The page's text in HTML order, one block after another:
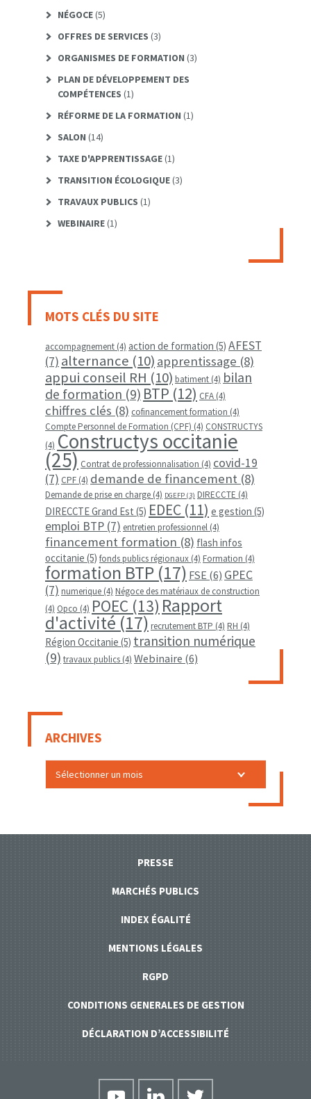
NÉGOCE(5)
OFFRES DE SERVICES (3)
ORGANISMES DE FORMATION (3)
PLAN DE DÉVELOPPEMENT DES
COMPÉTENCES (1)
RÉFORME DE LA FORMATION (1)
SALON (14)
TAXE D'APPRENTISSAGE(1)
TRANSITION ÉCOLOGIQUE(3)
TRAVAUX PUBLICS (1)
WEBINAIRE(1)
MOTS CLÉS DU SITE
accompagnement (4) action de formation (5) AFEST
(7) alternance (10) apprentissage (8)
appui conseil RH (10) batiment (4) bilan
de formation (9) BTP (12) CFA (4)
chiffres clés (8) cofinancement formation (4)
Compte Personnel de Formation (CPF) (4) CONSTRUCTYS
(4) Constructys occitanie
(25) Contrat de professionnalisation (4) covid-19
(7) CPF (4) demande de financement (8)
Demande de prise en charge (4) DGEFP (3) DIRECCTE (4)
DIRECCTE Grand Est (5) EDEC (11) e gestion (5)
emploi BTP (7) entretien professionnel (4)
financement formation (8) flash infos
occitanie (5) fonds publics régionaux (4) Formation (4)
formation BTP (17) FSE (6) GPEC
(7) numerique (4) Négoce des matériaux de construction
(4) Opco (4) POEC (13) Rapport
d'activité (17) recrutement BTP (4) RH (4)
Région Occitanie (5) transition numérique
(9) travaux publics (4) Webinaire (6)
ARCHIVES
PRESSE
MARCHÉS PUBLICS
INDEX ÉGALITÉ
MENTIONS LÉGALES
RGPD
CONDITIONS GENERALES DE GESTION
DÉCLARATION D’ACCESSIBILITÉ